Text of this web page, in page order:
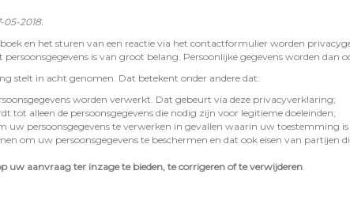
2018.
en het sturen van een reactie via het contactformulier worden
is van groot belang. Persoonlijke gegevens worden dan
stelt in acht genomen. Dat betekent onder andere dat:
worden verwerkt. Dat gebeurt via deze privacyverklaring;
tot alleen de persoonsgegevens die nodig zijn voor legitieme doeleinden;
uw persoonsgegevens te verwerken in gevallen waarin uw toestemming is
om uw persoonsgegevens te beschermen en dat ook eisen van partijen
uw aanvraag ter inzage te bieden, te corrigeren of te verwijderen